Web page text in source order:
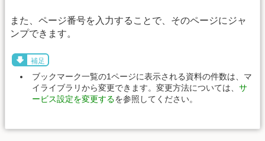
また、ページ番号を入力することで、そのページにジャ
ンプできます。
補足
ブックマーク一覧の1ページに表示される資料の件数は、マ
イライブラリから変更できます。変更方法については、 サ
ービス設定を変更するを参照してください。